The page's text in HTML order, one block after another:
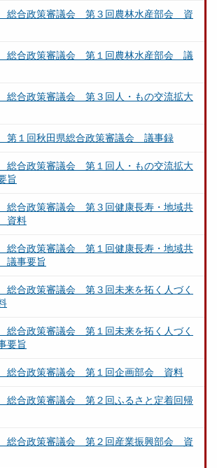
総合政策審議会 第３回農林水産部会 資
総合政策審議会 第１回農林水産部会 議
総合政策審議会 第３回人・もの交流拡大
第１回秋田県総合政策審議会 議事録
総合政策審議会 第１回人・もの交流拡大
旨
総合政策審議会 第３回健康長寿・地域共
資料
総合政策審議会 第１回健康長寿・地域共
議事要旨
合政策審議会 第３回未来を拓く人づく
合政策審議会 第１回未来を拓く人づく
要旨
総合政策審議会 第１回企画部会 資料
総合政策審議会 第２回ふるさと定着回帰
総合政策審議会 第２回産業振興部会 資